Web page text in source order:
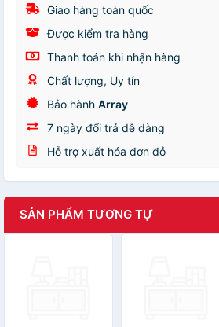
Giao hàng toàn quốc
Được kiểm tra hàng
Thanh toán khi nhận hàng
Chất lượng, Uy tín
Bảo hành Array
7 ngày đổi trả dễ dàng
Hỗ trợ xuất hóa đơn đỏ
SẢN PHẨM TƯƠNG TỰ